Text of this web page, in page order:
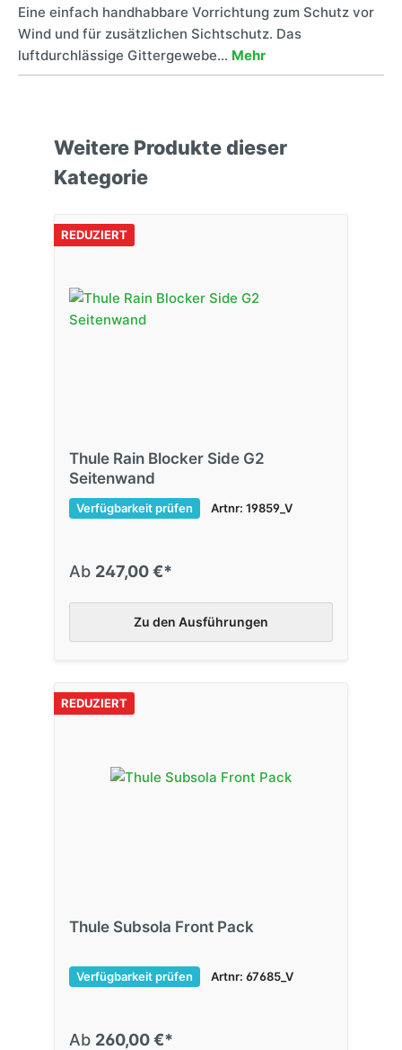
Eine einfach handhabbare Vorrichtung zum Schutz vor
Wind und für zusätzlichen Sichtschutz. Das
luftdurchlässige Gittergewebe… Mehr
Weitere Produkte dieser
Kategorie
REDUZIERT
Thule Rain Blocker Side G2
Seitenwand
Verfügbarkeit prüfen Artnr: 19859_V
Ab 247,00 €*
Zu den Ausführungen
REDUZIERT
Thule Subsola Front Pack
Verfügbarkeit prüfen Artnr: 67685_V
Ab 260,00 €*